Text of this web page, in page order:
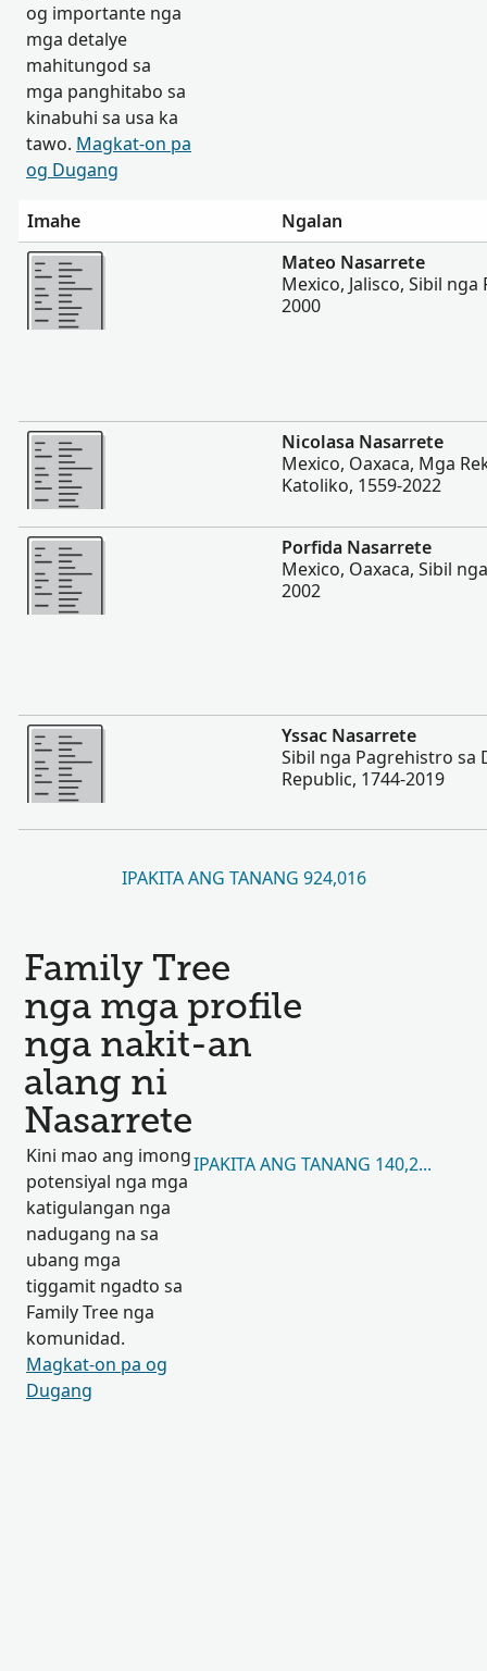
og importante nga
mga detalye
mahitungod sa
mga panghitabo sa
kinabuhi sa usa ka
tawo. Magkat-on pa
og Dugang
Imahe
Ngalan
Dugang pa
Mateo Nasarrete
Mexico, Jalisco, Sibil
2000
Dugang pa
Nicolasa Nasarrete
Mexico, Oaxaca, Mga
Katoliko, 1559-2022
Dugang pa
Porfida Nasarrete
Mexico, Oaxaca, Sibil
2002
Dugang pa
Yssac Nasarrete
Sibil nga Pagrehistro sa
Republic, 1744-2019
IPAKITA ANG TANANG 924,016
Family Tree
nga mga profile
nga nakit-an
alang ni
Nasarrete
Kini mao ang imong
potensiyal nga mga
katigulangan nga
nadugang na sa
ubang mga
tiggamit ngadto sa
Family Tree nga
komunidad.
Magkat-on pa og
Dugang
IPAKITA ANG TANANG 140,220